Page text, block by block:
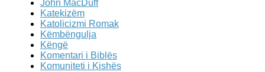
John MacDuff
Katekizëm
Katolicizmi Romak
Këmbëngulja
Këngë
Komentari i Biblës
Komuniteti i Kishës